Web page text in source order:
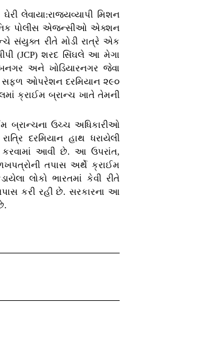
ઘેરી લેવાયા:રાજ્યવ્યાપી મિશન
પોલીસ એજન્સીઓ એક્શન
સંયુક્ત રીતે મોડી રાત્રે એક
(JCP) શરદ સિંઘલે આ મેગા
અને ખોડિયારનગર જેવા
આ સફળ ઓપરેશન દરમિયાન ૨૯૦
ક્રાઈમ બ્રાન્ચ ખાતે તેમની
બ્રાન્ચના ઉચ્ચ અધિકારીઓ
દરમિયાન હાથ ધરાયેલી
કરવામાં આવી છે. આ ઉપરાંત,
તપાસ અર્થે ક્રાઈમ
લોકો ભારતમાં કેવી રીતે
કરી રહી છે. સરકારના આ